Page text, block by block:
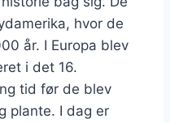
hvor de
år. I Europa blev
i det 16.
tid før de blev
plante. I dag er